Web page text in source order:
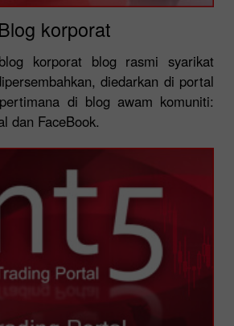
Blog korporat
korporat blog rasmi syarikat
diedarkan di portal
di blog awam komuniti:
dan FaceBook.